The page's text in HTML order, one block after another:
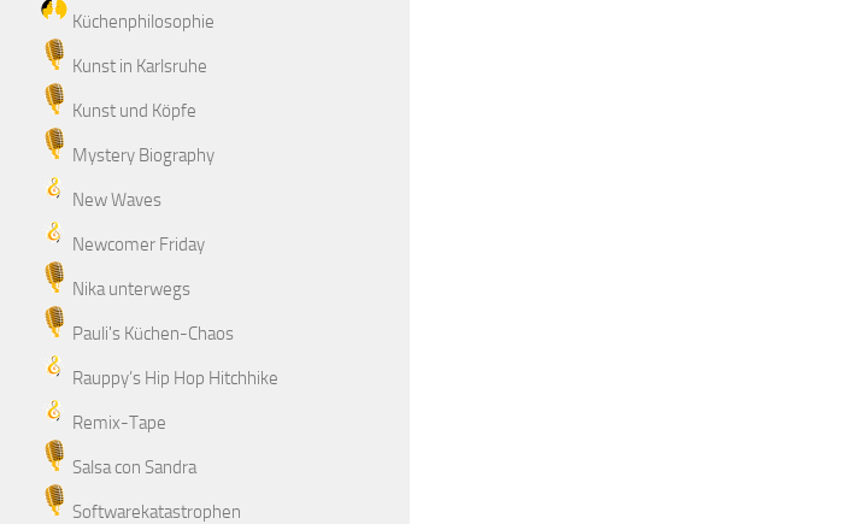
Küchenphilosophie
Kunst in Karlsruhe
Kunst und Köpfe
Mystery Biography
New Waves
Newcomer Friday
Nika unterwegs
Pauli's Küchen-Chaos
Rauppy’s Hip Hop Hitchhike
Remix-Tape
Salsa con Sandra
Softwarekatastrophen